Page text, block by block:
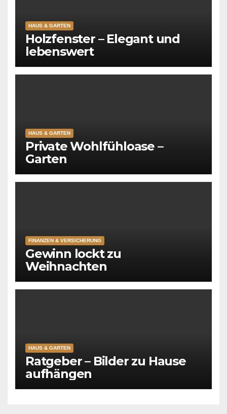
HAUS & GARTEN
Holzfenster – Elegant und
lebenswert
HAUS & GARTEN
Private Wohlfühloase –
Garten
FINANZEN & VERSICHERUNG
Gewinn lockt zu
Weihnachten
HAUS & GARTEN
Ratgeber – Bilder zu Hause
aufhängen